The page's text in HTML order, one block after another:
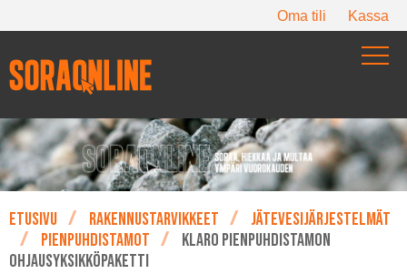
Oma tili Kassa
Etusivu Rakennustarvikkeet
Jätevesijärjestelmät
Pienpuhdistamot
Klaro pienpuhdistamon
ohjausyksikköpaketti